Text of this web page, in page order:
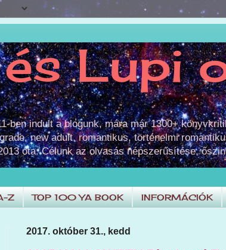
Lupi
ben indult a blogunk, mára már 1300+
new adult, romantikus, történelmi
óta. Célunk az olvasás népszerűsítése,
Z TOP 100 YA BOOK INFORMÁCIÓK
2017. október 31., kedd